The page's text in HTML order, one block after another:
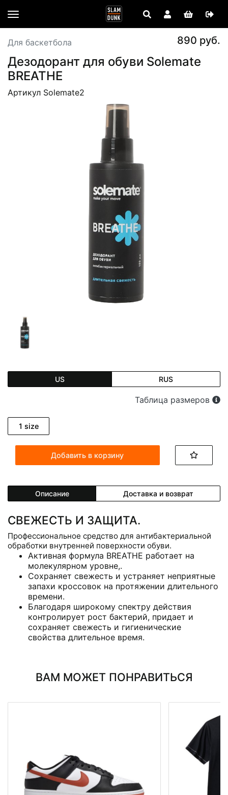
Для баскетбола 890 руб.
Дезодорант для обуви Solemate
BREATHE
Артикул Solemate2
US RUS
Таблица размеров
1 size
Добавить в корзину
Описание Доставка и возврат
СВЕЖЕСТЬ И ЗАЩИТА.
Профессиональное средство для антибактериальной
обработки внутренней поверхности обуви.
Активная формула BREATHE работает на
молекулярном уровне,.
Сохраняет свежесть и устраняет неприятные
запахи кроссовок на протяжении длительного
времени.
Благодаря широкому спектру действия
контролирует рост бактерий, придает и
сохраняет свежесть и гигиенические
свойства длительное время.
ВАМ МОЖЕТ ПОНРАВИТЬСЯ